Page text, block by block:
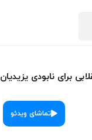
برای نابودی یزیدیان
تماشای ویدئو